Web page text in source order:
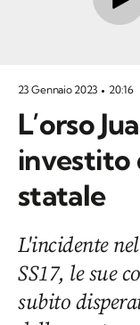
23 Gennaio 2023 20:16
L’orso
investito
statale
L'incidente
SS17, le sue
subito